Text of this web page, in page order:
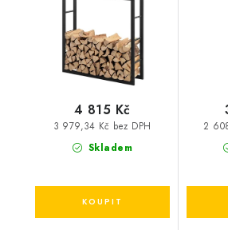
Skladem
3 979,34 Kč bez DPH
4 815 Kč
2